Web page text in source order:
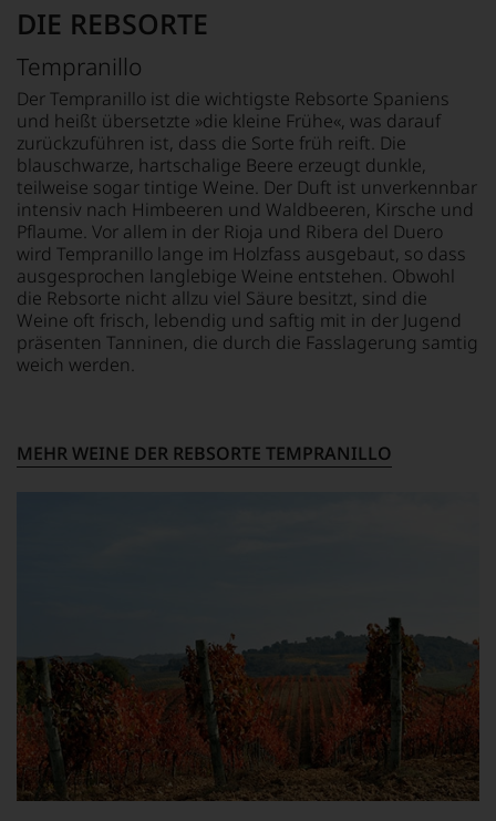
unserer
Expertenrunde
wider.
Bitte
beachten
Sie
auch
unsere
untenstehenden
Erläuterungen,
dann
wissen
Sie
dank
unserer
Bewertungen
stets,
was
Sie
auf
R.
Parker
&
Co,
nicht
verzichten,
aber
DIE REBSORTE
Tempranillo
Der Tempranillo ist die wichtigste Rebsorte Spaniens
und heißt übersetzte »die kleine Frühe«, was darauf
zurückzuführen ist, dass die Sorte früh reift. Die
blauschwarze, hartschalige Beere erzeugt dunkle,
teilweise sogar tintige Weine. Der Duft ist unverkennbar
intensiv nach Himbeeren und Waldbeeren, Kirsche und
Pflaume. Vor allem in der Rioja und Ribera del Duero
wird Tempranillo lange im Holzfass ausgebaut, so dass
ausgesprochen langlebige Weine entstehen. Obwohl
die Rebsorte nicht allzu viel Säure besitzt, sind die
Weine oft frisch, lebendig und saftig mit in der Jugend
präsenten Tanninen, die durch die Fasslagerung samtig
weich werden.
MEHR WEINE DER REBSORTE TEMPRANILLO